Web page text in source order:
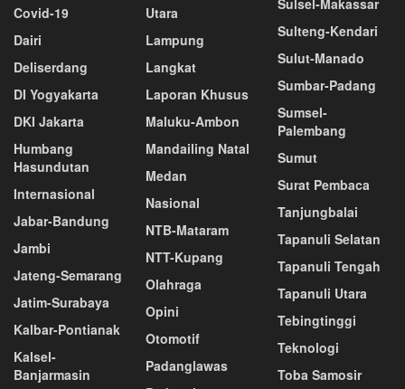
Covid-19
Dairi
Deliserdang
DI Yogyakarta
DKI Jakarta
Humbang
Hasundutan
Internasional
Jabar-Bandung
Jambi
Jateng-Semarang
Jatim-Surabaya
Kalbar-Pontianak
Kalsel-
Banjarmasin
Utara
Lampung
Langkat
Laporan Khusus
Maluku-Ambon
Mandailing Natal
Medan
Nasional
NTB-Mataram
NTT-Kupang
Olahraga
Opini
Otomotif
Padanglawas
Sulteng-Kendari
Sulut-Manado
Sumbar-Padang
Sumsel-
Palembang
Sumut
Surat Pembaca
Tanjungbalai
Tapanuli Selatan
Tapanuli Tengah
Tapanuli Utara
Tebingtinggi
Teknologi
Toba Samosir